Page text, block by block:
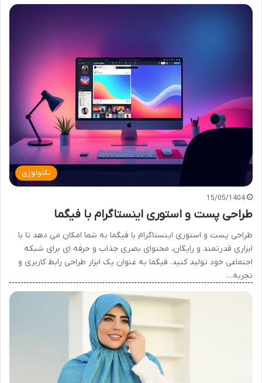
تکنولوژی
15/05/1404
طراحی پست و استوری اینستاگرام با فیگما
طراحی پست و استوری اینستاگرام با فیگما به شما امکان می دهد تا با
ابزاری قدرتمند و رایگان، محتوای بصری جذاب و حرفه ای برای شبکه
اجتماعی خود تولید کنید. فیگما به عنوان یک ابزار طراحی رابط کاربری و
تجربه…